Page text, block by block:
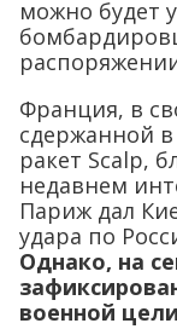
можно будет
Франция, в
сдержанной
ракет Scalp,
недавнем
Париж дал
удара по
Однако, на
военной